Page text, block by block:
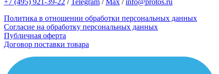
+7 (495) 921-39-22 /Telegram /Max /info@protos.ru
Политика в отношении обработки персональных данных
Согласие на обработку персональных данных
Публичная оферта
Договор поставки товара